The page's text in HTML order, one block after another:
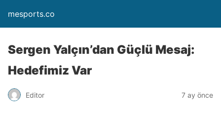
mesports.co
Sergen Yalçın’dan Güçlü Mesaj:
Hedefimiz Var
Editor 7 ay önce